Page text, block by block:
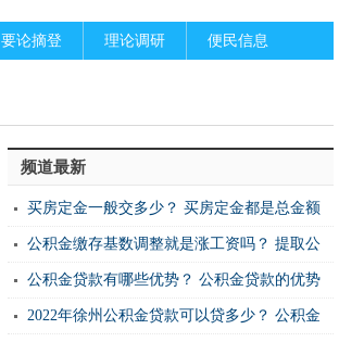
要论摘登 理论调研 便民信息
频道最新
买房定金一般交多少？ 买房定金都是总金额
公积金缴存基数调整就是涨工资吗？ 提取公
公积金贷款有哪些优势？ 公积金贷款的优势
2022年徐州公积金贷款可以贷多少？ 公积金